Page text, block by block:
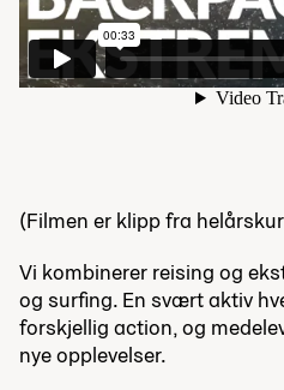
(Filmen er klipp fra
Vi kombinerer reising og
og surfing. En svært aktiv
forskjellig action, og
nye opplevelser.